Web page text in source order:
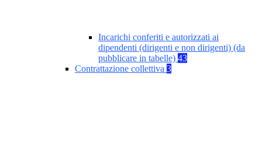
Incarichi conferiti e autorizzati ai
dipendenti (dirigenti e non dirigenti) (da
pubblicare in tabelle) 43
Contrattazione collettiva 3